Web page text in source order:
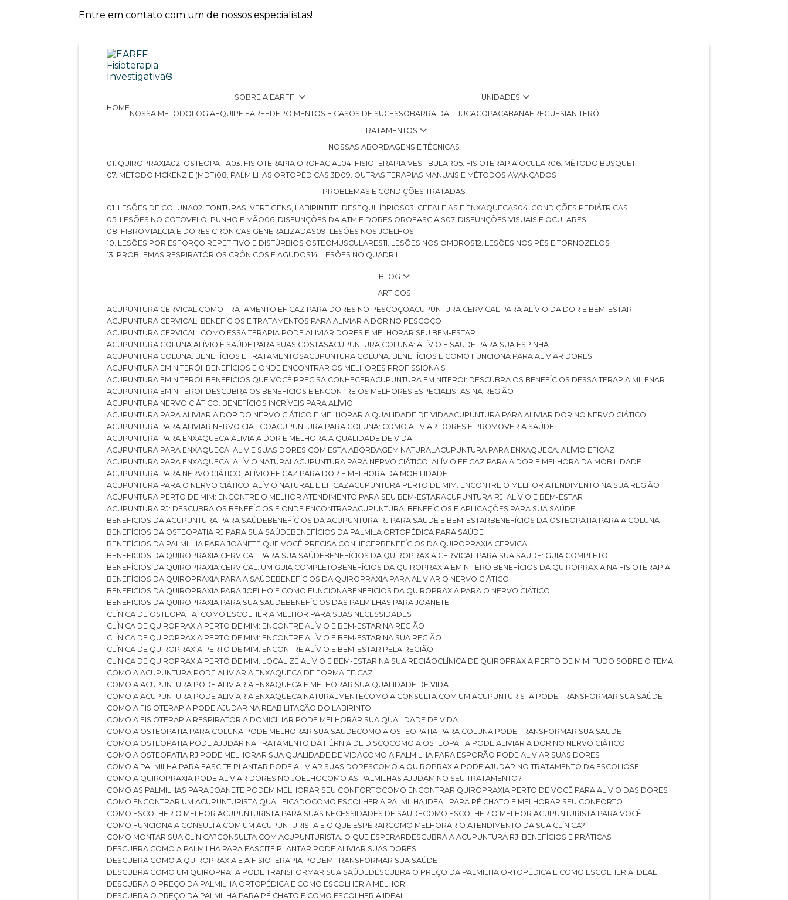
Entre em contato com um de nossos especialistas!
HOME
SOBRE A EARFF
NOSSA METODOLOGIA EQUIPE EARFF DEPOIMENTOS E CASOS DE SUCESSO
UNIDADES
BARRA DA TIJUCA
COPACABANA FREGUESIA
NITERÓI
TRATAMENTOS
NOSSAS ABORDAGENS E TÉCNICAS
01. QUIROPRAXIA
02. OSTEOPATIA 03. FISIOTERAPIA OROFACIAL 04. FISIOTERAPIA VESTIBULAR 05. FISIOTERAPIA OCULAR
06. MÉTODO BUSQUET
07. MÉTODO MCKENZIE (MDT)
08. PALMILHAS ORTOPÉDICAS 3D
09. OUTRAS TERAPIAS MANUAIS E MÉTODOS AVANÇADOS
PROBLEMAS E CONDIÇÕES TRATADAS
01. LESÕES DE COLUNA
02. TONTURAS, VERTIGENS, LABIRINTITE, DESEQUILÍBRIOS 03. CEFALEIAS E ENXAQUECAS
04. CONDIÇÕES PEDIÁTRICAS
05. LESÕES NO COTOVELO, PUNHO E MÃO
06. DISFUNÇÕES DA ATM E DORES OROFASCIAIS
07. DISFUNÇÕES VISUAIS E OCULARES
08. FIBROMIALGIA E DORES CRÔNICAS GENERALIZADAS
09. LESÕES NOS JOELHOS
10. LESÕES POR ESFORÇO REPETITIVO E DISTÚRBIOS OSTEOMUSCULARES 11. LESÕES NOS OMBROS 12. LESÕES NOS PÉS E TORNOZELOS
13. PROBLEMAS RESPIRATÓRIOS CRÔNICOS E AGUDOS 14. LESÕES NO QUADRIL
BLOG
ARTIGOS
ACUPUNTURA CERVICAL COMO TRATAMENTO EFICAZ PARA DORES NO PESCOÇO
ACUPUNTURA CERVICAL PARA ALÍVIO DA DOR E BEM-ESTAR
ACUPUNTURA CERVICAL: BENEFÍCIOS E TRATAMENTOS PARA ALIVIAR A DOR NO PESCOÇO
ACUPUNTURA CERVICAL: COMO ESSA TERAPIA PODE ALIVIAR DORES E MELHORAR SEU BEM-ESTAR
ACUPUNTURA COLUNA ALÍVIO E SAÚDE PARA SUAS COSTAS
ACUPUNTURA COLUNA: ALÍVIO E SAÚDE PARA SUA ESPINHA
ACUPUNTURA COLUNA: BENEFÍCIOS E TRATAMENTOS
ACUPUNTURA COLUNA: BENEFÍCIOS E COMO FUNCIONA PARA ALIVIAR DORES
ACUPUNTURA EM NITERÓI: BENEFÍCIOS E ONDE ENCONTRAR OS MELHORES PROFISSIONAIS
ACUPUNTURA EM NITERÓI: BENEFÍCIOS QUE VOCÊ PRECISA CONHECER
ACUPUNTURA EM NITERÓI: DESCUBRA OS BENEFÍCIOS DESSA TERAPIA MILENAR
ACUPUNTURA EM NITERÓI: DESCUBRA OS BENEFÍCIOS E ENCONTRE OS MELHORES ESPECIALISTAS NA REGIÃO
ACUPUNTURA NERVO CIÁTICO: BENEFÍCIOS INCRÍVEIS PARA ALÍVIO
ACUPUNTURA PARA ALIVIAR A DOR DO NERVO CIÁTICO E MELHORAR A QUALIDADE DE VIDA
ACUPUNTURA PARA ALIVIAR DOR NO NERVO CIÁTICO
ACUPUNTURA PARA ALIVIAR NERVO CIÁTICO
ACUPUNTURA PARA COLUNA: COMO ALIVIAR DORES E PROMOVER A SAÚDE
ACUPUNTURA PARA ENXAQUECA ALIVIA A DOR E MELHORA A QUALIDADE DE VIDA
ACUPUNTURA PARA ENXAQUECA: ALIVIE SUAS DORES COM ESTA ABORDAGEM NATURAL
ACUPUNTURA PARA ENXAQUECA: ALÍVIO EFICAZ
ACUPUNTURA PARA ENXAQUECA: ALÍVIO NATURAL
ACUPUNTURA PARA NERVO CIÁTICO: ALÍVIO EFICAZ PARA A DOR E MELHORA DA MOBILIDADE
ACUPUNTURA PARA NERVO CIÁTICO: ALÍVIO EFICAZ PARA DOR E MELHORA DA MOBILIDADE
ACUPUNTURA PARA O NERVO CIÁTICO: ALÍVIO NATURAL E EFICAZ
ACUPUNTURA PERTO DE MIM: ENCONTRE O MELHOR ATENDIMENTO NA SUA REGIÃO
ACUPUNTURA PERTO DE MIM: ENCONTRE O MELHOR ATENDIMENTO PARA SEU BEM-ESTAR
ACUPUNTURA RJ: ALÍVIO E BEM-ESTAR
ACUPUNTURA RJ: DESCUBRA OS BENEFÍCIOS E ONDE ENCONTRAR
ACUPUNTURA: BENEFÍCIOS E APLICAÇÕES PARA SUA SAÚDE
BENEFÍCIOS DA ACUPUNTURA PARA SAÚDE
BENEFÍCIOS DA ACUPUNTURA RJ PARA SAÚDE E BEM-ESTAR
BENEFÍCIOS DA OSTEOPATIA PARA A COLUNA
BENEFÍCIOS DA OSTEOPATIA RJ PARA SUA SAÚDE
BENEFÍCIOS DA PALMILA ORTOPÉDICA PARA SAÚDE
BENEFÍCIOS DA PALMILHA PARA JOANETE QUE VOCÊ PRECISA CONHECER
BENEFÍCIOS DA QUIROPRAXIA CERVICAL
BENEFÍCIOS DA QUIROPRAXIA CERVICAL PARA SUA SAÚDE
BENEFÍCIOS DA QUIROPRAXIA CERVICAL PARA SUA SAÚDE: GUIA COMPLETO
BENEFÍCIOS DA QUIROPRAXIA CERVICAL: UM GUIA COMPLETO
BENEFÍCIOS DA QUIROPRAXIA EM NITERÓI
BENEFÍCIOS DA QUIROPRAXIA NA FISIOTERAPIA
BENEFÍCIOS DA QUIROPRAXIA PARA A SAÚDE
BENEFÍCIOS DA QUIROPRAXIA PARA ALIVIAR O NERVO CIÁTICO
BENEFÍCIOS DA QUIROPRAXIA PARA JOELHO E COMO FUNCIONA
BENEFÍCIOS DA QUIROPRAXIA PARA O NERVO CIÁTICO
BENEFÍCIOS DA QUIROPRAXIA PARA SUA SAÚDE
BENEFÍCIOS DAS PALMILHAS PARA JOANETE
CLÍNICA DE OSTEOPATIA: COMO ESCOLHER A MELHOR PARA SUAS NECESSIDADES
CLÍNICA DE QUIROPRAXIA PERTO DE MIM: ENCONTRE ALÍVIO E BEM-ESTAR NA REGIÃO
CLÍNICA DE QUIROPRAXIA PERTO DE MIM: ENCONTRE ALÍVIO E BEM-ESTAR NA SUA REGIÃO
CLÍNICA DE QUIROPRAXIA PERTO DE MIM: ENCONTRE ALÍVIO E BEM-ESTAR PELA REGIÃO
CLÍNICA DE QUIROPRAXIA PERTO DE MIM: LOCALIZE ALÍVIO E BEM-ESTAR NA SUA REGIÃO
CLÍNICA DE QUIROPRAXIA PERTO DE MIM: TUDO SOBRE O TEMA
COMO A ACUPUNTURA PODE ALIVIAR A ENXAQUECA DE FORMA EFICAZ
COMO A ACUPUNTURA PODE ALIVIAR A ENXAQUECA E MELHORAR SUA QUALIDADE DE VIDA
COMO A ACUPUNTURA PODE ALIVIAR A ENXAQUECA NATURALMENTE
COMO A CONSULTA COM UM ACUPUNTURISTA PODE TRANSFORMAR SUA SAÚDE
COMO A FISIOTERAPIA PODE AJUDAR NA REABILITAÇÃO DO LABIRINTO
COMO A FISIOTERAPIA RESPIRATÓRIA DOMICILIAR PODE MELHORAR SUA QUALIDADE DE VIDA
COMO A OSTEOPATIA PARA COLUNA PODE MELHORAR SUA SAÚDE
COMO A OSTEOPATIA PARA COLUNA PODE TRANSFORMAR SUA SAÚDE
COMO A OSTEOPATIA PODE AJUDAR NA TRATAMENTO DA HÉRNIA DE DISCO
COMO A OSTEOPATIA PODE ALIVIAR A DOR NO NERVO CIÁTICO
COMO A OSTEOPATIA RJ PODE MELHORAR SUA QUALIDADE DE VIDA
COMO A PALMILHA PARA ESPORÃO PODE ALIVIAR SUAS DORES
COMO A PALMILHA PARA FASCITE PLANTAR PODE ALIVIAR SUAS DORES
COMO A QUIROPRAXIA PODE AJUDAR NO TRATAMENTO DA ESCOLIOSE
COMO A QUIROPRAXIA PODE ALIVIAR DORES NO JOELHO
COMO AS PALMILHAS AJUDAM NO SEU TRATAMENTO?
COMO AS PALMILHAS PARA JOANETE PODEM MELHORAR SEU CONFORTO
COMO ENCONTRAR QUIROPRAXIA PERTO DE VOCÊ PARA ALÍVIO DAS DORES
COMO ENCONTRAR UM ACUPUNTURISTA QUALIFICADO
COMO ESCOLHER A PALMILHA IDEAL PARA PÉ CHATO E MELHORAR SEU CONFORTO
COMO ESCOLHER O MELHOR ACUPUNTURISTA PARA SUAS NECESSIDADES DE SAÚDE
COMO ESCOLHER O MELHOR ACUPUNTURISTA PARA VOCÊ
COMO FUNCIONA A CONSULTA COM UM ACUPUNTURISTA E O QUE ESPERAR
COMO MELHORAR O ATENDIMENTO DA SUA CLÍNICA?
COMO MONTAR SUA CLÍNICA?
CONSULTA COM ACUPUNTURISTA: O QUE ESPERAR
DESCUBRA A ACUPUNTURA RJ: BENEFÍCIOS E PRÁTICAS
DESCUBRA COMO A PALMILHA PARA FASCITE PLANTAR PODE ALIVIAR SUAS DORES
DESCUBRA COMO A QUIROPRAXIA E A FISIOTERAPIA PODEM TRANSFORMAR SUA SAÚDE
DESCUBRA COMO UM QUIROPRATA PODE TRANSFORMAR SUA SAÚDE
DESCUBRA O PREÇO DA PALMILHA ORTOPÉDICA E COMO ESCOLHER A IDEAL
DESCUBRA O PREÇO DA PALMILHA ORTOPÉDICA E COMO ESCOLHER A MELHOR
DESCUBRA O PREÇO DA PALMILHA PARA PÉ CHATO E COMO ESCOLHER A IDEAL